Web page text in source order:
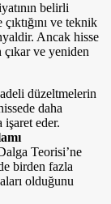
belirli
ve teknik
Ancak hisse
çıkar ve yeniden
düzeltmelerin
daha
işaret eder.
Teorisi’ne
birden fazla
olduğunu